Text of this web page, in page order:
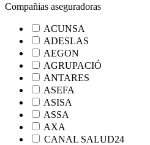
Compañias aseguradoras
ACUNSA
ADESLAS
AEGON
AGRUPACIÓ
ANTARES
ASEFA
ASISA
ASSA
AXA
CANAL SALUD24